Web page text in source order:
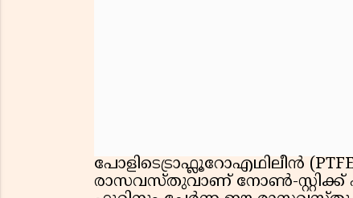
പോളിടെട്രാഫ്ലൂറോഎഥിലീൻ
രാസവസ്തുവാണ് നോൺ-സ്റ്റിക്ക്